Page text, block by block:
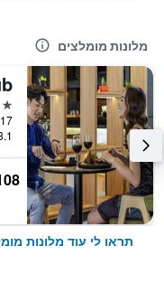
מלונות מומלצים
4 כוכבים
3.1 ק״מ
תראו לי עוד מלונות